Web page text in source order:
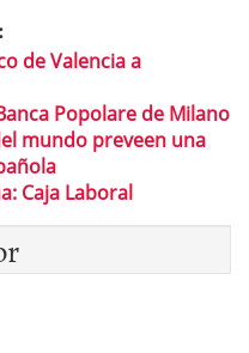
de Valencia a
Popolare de Milano
mundo preveen una
Caja Laboral